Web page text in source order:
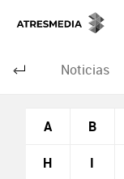
Noticias
A B
H I